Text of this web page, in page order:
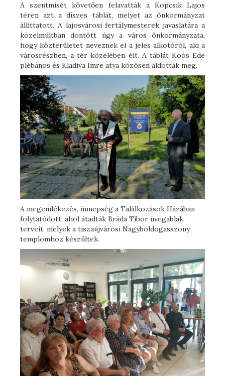
A szentmisét követően felavatták a Kopcsik Lajos
téren azt a díszes táblát, melyet az önkormányzat
állíttatott. A lajosvárosi fertálymesterek javaslatára a
közelmúltban döntött úgy a város önkormányzata,
hogy közterületet neveznek el a jeles alkotóról, aki a
városrészben, a tér közelében élt. A táblát Koós Ede
plébános és Kladiva Imre atya közösen áldották meg.
A megemlékezés, ünnepség a Találkozások Házában
folytatódott, ahol átadták Bráda Tibor üvegablak
terveit, melyek a tiszaújvárosi Nagyboldogasszony
templomhoz készültek.